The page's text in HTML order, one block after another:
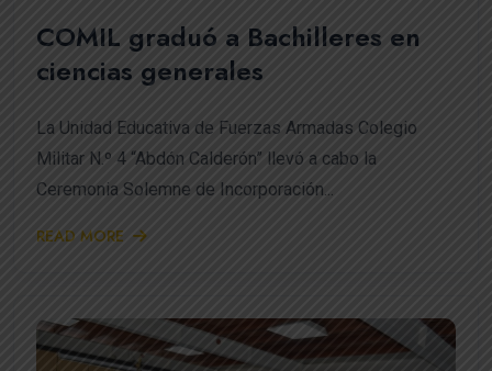
COMIL graduó a Bachilleres en
ciencias generales
La Unidad Educativa de Fuerzas Armadas Colegio
Militar N.º 4 “Abdón Calderón” llevó a cabo la
Ceremonia Solemne de Incorporación...
READ MORE